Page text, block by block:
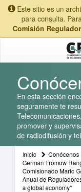
Este sitio es un
para consulta.
Comisión
En esta sección
seguramente te
promover y
de radiodifusión y
Inicio Conócenos
German Fromow
Comisionado Mario
Anual de
a global economy"